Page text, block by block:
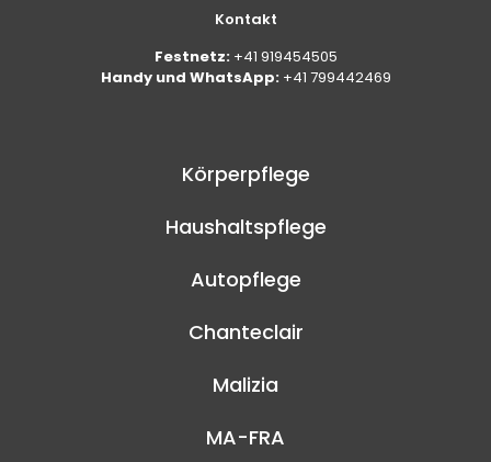
Kontakt
Festnetz: +41 919454505
Handy und WhatsApp: +41 799442469
Körperpflege
Haushaltspflege
Autopflege
Chanteclair
Malizia
MA-FRA